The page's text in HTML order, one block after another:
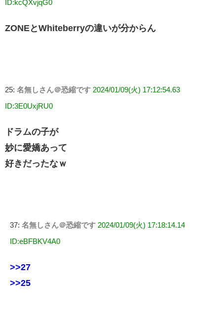
ID:kcQXvjqG0
ZONEとWhiteberryの違いが分からん
25: 名無しさん＠恐縮です 2024/01/09(火) 17:12:54.63
ID:3E0UxjRU0
ドラムの子が
妙に愛嬌あって
好きだったなｗ
37: 名無しさん＠恐縮です 2024/01/09(火) 17:18:14.14
ID:eBFBKV4A0
>>27
>>25